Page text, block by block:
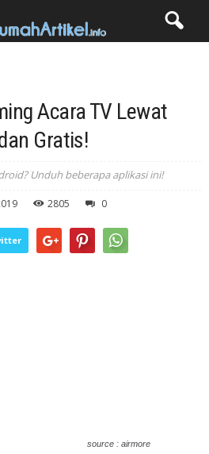
Acara TV Lewat
Gratis!
Unduh beberapa aplikasi ini!
2805 0
source : airmore